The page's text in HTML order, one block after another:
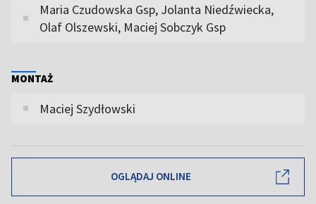
Maria Czudowska Gsp, Jolanta Niedźwiecka,
Olaf Olszewski, Maciej Sobczyk Gsp
MONTAŻ
Maciej Szydłowski
OGLĄDAJ ONLINE